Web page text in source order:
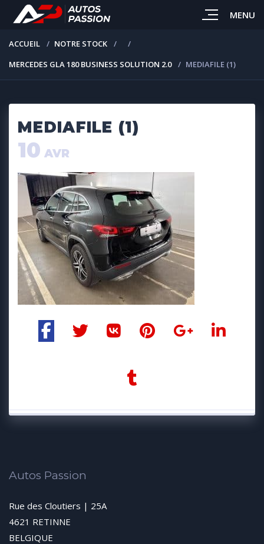
MENU
ACCUEIL
NOTRE STOCK
MERCEDES GLA 180 BUSINESS SOLUTION 2.0
MEDIAFILE (1)
MEDIAFILE (1)
10 AVR
Autos Passion
Rue des Cloutiers | 25A
4621 RETINNE
BELGIQUE